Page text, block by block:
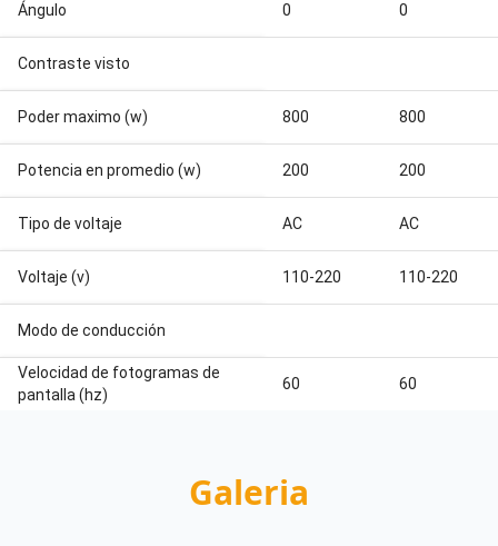
Ángulo 0 0
Contraste visto
Poder maximo (w) 800 800
Potencia en promedio (w) 200 200
Tipo de voltaje AC AC
Voltaje (v) 110-220 110-220
Modo de conducción
Velocidad de fotogramas de
pantalla (hz)
60 60
Galeria